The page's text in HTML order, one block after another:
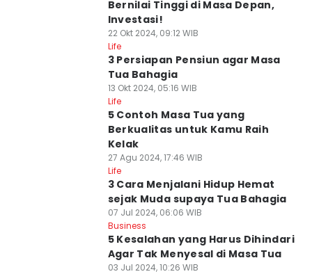
Bernilai Tinggi di Masa Depan,
Investasi!
22 Okt 2024, 09:12 WIB
Life
3 Persiapan Pensiun agar Masa
Tua Bahagia
13 Okt 2024, 05:16 WIB
Life
5 Contoh Masa Tua yang
Berkualitas untuk Kamu Raih
Kelak
27 Agu 2024, 17:46 WIB
Life
3 Cara Menjalani Hidup Hemat
sejak Muda supaya Tua Bahagia
07 Jul 2024, 06:06 WIB
Business
5 Kesalahan yang Harus Dihindari
Agar Tak Menyesal di Masa Tua
03 Jul 2024, 10:26 WIB